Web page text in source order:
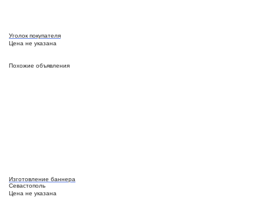
Уголок покупателя
Цена не указана
Похожие объявления
Изготовление баннера
Севастополь
Цена не указана